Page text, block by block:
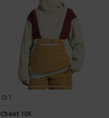
1
Chalet 10K